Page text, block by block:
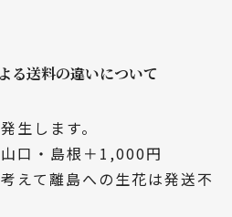
る送料の違いについて
生します。
口・島根＋1,000円
えて離島への生花は発送不